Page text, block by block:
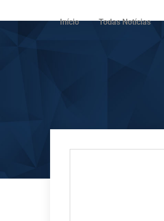
Início Todas Notícias